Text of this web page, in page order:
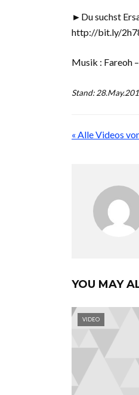
►Du suchst
http://bit.ly/
Musik : Fareoh
Stand:
« Alle Videos
YOU MAY
VIDEO